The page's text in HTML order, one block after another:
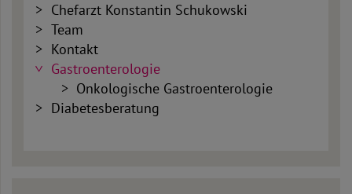
Chefarzt Konstantin Schukowski
Team
Kontakt
Gastroenterologie
Onkologische Gastroenterologie
Diabetesberatung